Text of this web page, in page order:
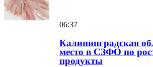
06:37
Калининградская
место в СЗФО по
продукты